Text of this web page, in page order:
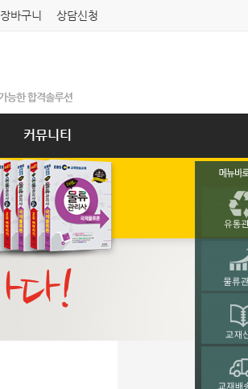
장바구니 상담신청
커뮤니티